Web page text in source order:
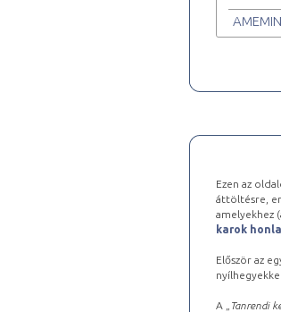
Ezen az
áttöltésre,
amelyekhez
karok
Először az
A „ Tanrendi